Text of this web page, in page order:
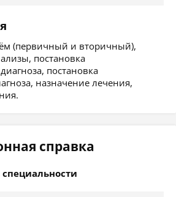
(первичный и вторичный),
постановка
постановка
назначение лечения,
справка